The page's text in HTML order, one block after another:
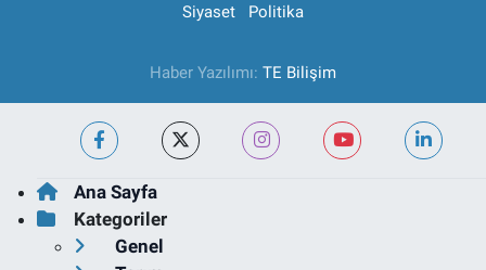
Siyaset
Politika
Haber Yazılımı: TE Bilişim
Ana Sayfa
Kategoriler
Genel